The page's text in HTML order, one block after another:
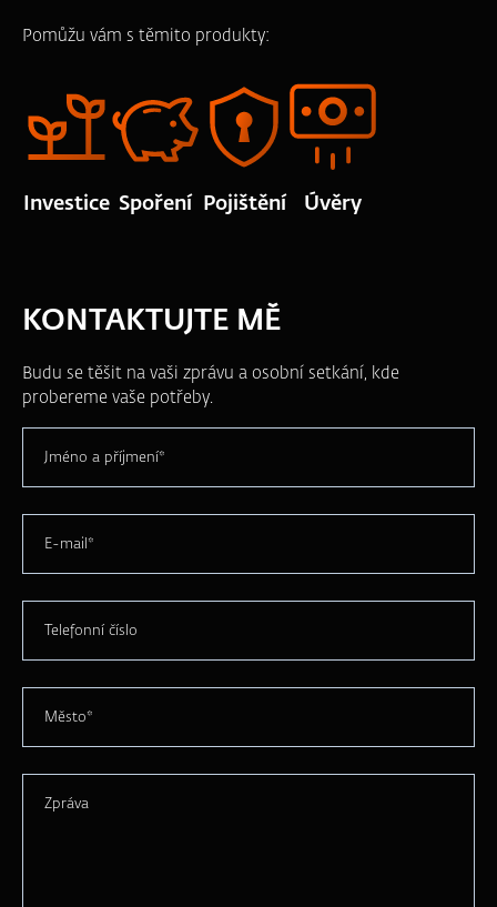
Pomůžu vám s těmito produkty:
Investice Spoření Pojištění Úvěry
KONTAKTUJTE MĚ
Budu se těšit na vaši zprávu a osobní setkání, kde
probereme vaše potřeby.
Jméno a příjmení*
E-mail*
Telefonní číslo
Město*
Zpráva